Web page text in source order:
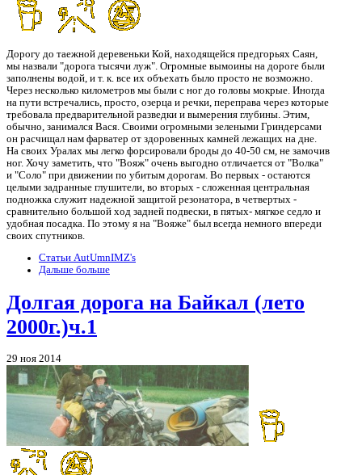
Дорогу до таежной деревеньки Кой, находящейся предгорьях Саян,
мы назвали "дорога тысячи луж". Огромные вымоины на дороге были
заполнены водой, и т. к. все их объехать было просто не возможно.
Через несколько километров мы были с ног до головы мокрые. Иногда
на пути встречались, просто, озерца и речки, переправа через которые
требовала предварительной разведки и вымерения глубины. Этим,
обычно, занимался Вася. Своими огромными зелеными Гриндерсами
он расчищал нам фарватер от здоровенных камней лежащих на дне.
На своих Уралах мы легко форсировали броды до 40-50 см, не замочив
ног. Хочу заметить, что "Вояж" очень выгодно отличается от "Волка"
и "Соло" при движении по убитым дорогам. Во первых - остаются
целыми задранные глушители, во вторых - сложенная центральная
подножка служит надежной защитой резонатора, в четвертых -
сравнительно большой ход задней подвески, в пятых- мягкое седло и
удобная посадка. По этому я на "Вояже" был всегда немного впереди
своих спутников.
Статьи AutUmnIMZ's
Дальше больше
Долгая дорога на Байкал (лето
2000г.)ч.1
29 ноя 2014